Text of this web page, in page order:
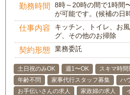
勤務時間
8時～20時の間で1時間
が可能です。(候補の日
仕事内容
キッチン、トイレ、お
グ、その他のお掃除
契約形態 業務委託
土日祝のみOK 週1〜OK スキマ時
年齢不問
家事代行スタッフ募集
ハ
お手伝いさんの求人
家政婦の求人